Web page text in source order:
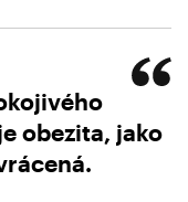
obezita, jako